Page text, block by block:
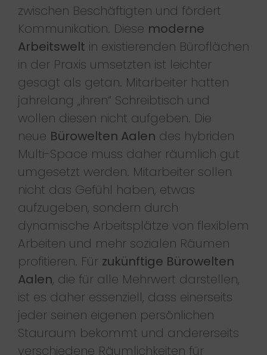
zwischen Beschäftigten und fördert
Kommunikation. Diese moderne
Arbeitswelt in existierenden Büroflächen
in der Praxis umsetzten ist leichter
gesagt als getan. Mitarbeiter hatten
jahrelang „ihren“ Schreibtisch und
wollen diesen nicht aufgeben. Die
neue Bürowelten Aalen des hybriden
Multi-Space muss daher räumlich gut
umgesetzt werden. Mitarbeiter sollen
nicht das Gefühl haben, etwas
aufzugeben, sondern durch
dynamische Arbeitsplätze von flexiblem
Arbeiten und mehr sozialen Räumen
profitieren. Für zukünftige Bürowelten
Aalen, die für alle Mehrwert darstellen,
ist es daher essenziell, dass einerseits
jeder seinen eigenen persönlichen
Stauraum bekommt und andererseits
verschiedene Räumlichkeiten für